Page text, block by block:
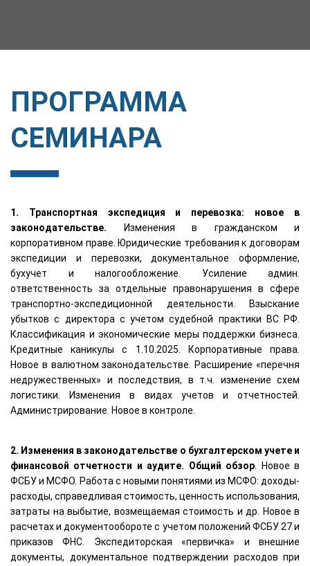
ПРОГРАММА
СЕМИНАРА
1. Транспортная экспедиция и перевозка: новое в
законодательстве. Изменения в гражданском и
корпоративном праве. Юридические требования к договорам
экспедиции и перевозки, документальное оформление,
бухучет и налогообложение. Усиление админ.
ответственность за отдельные правонарушения в сфере
транспортно-экспедиционной деятельности. Взыскание
убытков с директора с учетом судебной практики ВС РФ.
Классификация и экономические меры поддержки бизнеса.
Кредитные каникулы с 1.10.2025. Корпоративные права.
Новое в валютном законодательстве. Расширение «перечня
недружественных» и последствия, в т.ч. изменение схем
логистики. Изменения в видах учетов и отчетностей.
Администрирование. Новое в контроле.
2. Изменения в законодательстве о бухгалтерском учете и
финансовой отчетности и аудите. Общий обзор . Новое в
ФСБУ и МСФО. Работа с новыми понятиями из МСФО: доходы-
расходы, справедливая стоимость, ценность использования,
затраты на выбытие, возмещаемая стоимость и др. Новое в
расчетах и документообороте с учетом положений ФСБУ 27 и
приказов ФНС. Экспедиторская «первичка» и внешние
документы, документальное подтверждении расходов при